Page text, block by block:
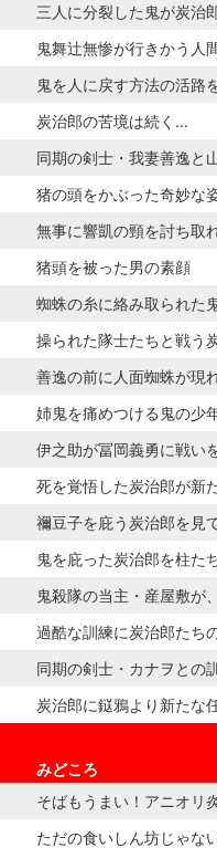
三人に分裂した鬼が炭治
鬼舞辻無惨が行きかう人
鬼を人に戻す方法の活路
炭治郎の苦境は続く...
同期の剣士・我妻善逸と
猪の頭をかぶった奇妙な
無事に響凱の頸を討ち取
猪頭を被った男の素顔
蜘蛛の糸に絡み取られた
操られた隊士たちと戦う
善逸の前に人面蜘蛛が現
姉鬼を痛めつける鬼の少
伊之助が冨岡義勇に戦い
死を覚悟した炭治郎が新
禰豆子を庇う炭治郎を見
鬼を庇った炭治郎を柱た
鬼殺隊の当主・産屋敷が
過酷な訓練に炭治郎たち
同期の剣士・カナヲとの
炭治郎に鎹鴉より新たな
みどころ
そばもうまい！アニオリ
ただの食いしん坊じゃな